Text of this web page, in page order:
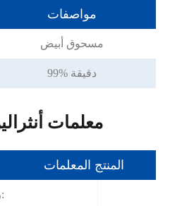
مواصفات
مسحوق أبيض
99% دقيقة
معلمات أنثرالين
المنتج المعلمات
Cas رقم: